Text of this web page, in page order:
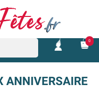
0
ANNIVERSAIRE